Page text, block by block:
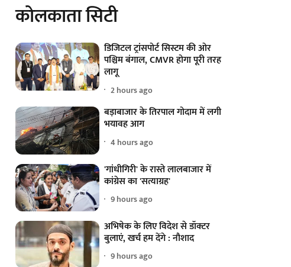
कोलकाता सिटी
डिजिटल ट्रांसपोर्ट सिस्टम की ओर
पश्चिम बंगाल, CMVR होगा पूरी तरह
लागू
2 hours ago
बड़ाबाजार के तिरपाल गोदाम में लगी
भयावह आग
4 hours ago
'गांधीगिरी' के रास्ते लालबाजार में
कांग्रेस का 'सत्याग्रह'
9 hours ago
अभिषेक के लिए विदेश से डॉक्टर
बुलाएं, खर्च हम देंगे : नौशाद
9 hours ago